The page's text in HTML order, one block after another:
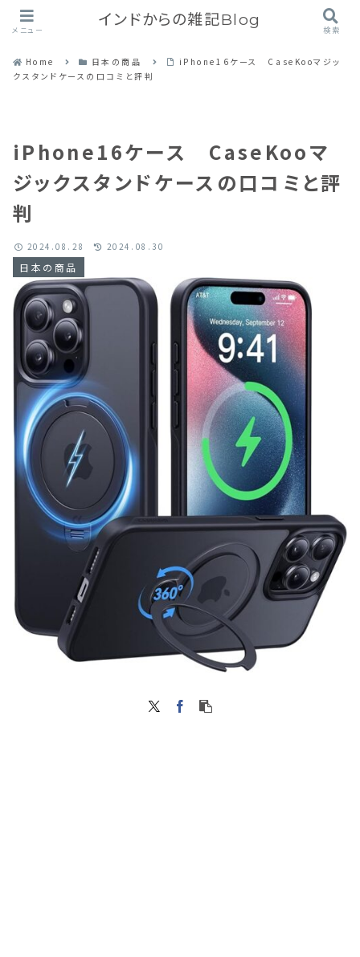
Home 日本の商品
iPhone16ケース CaseKooマジッ
クスタンドケースの口コミと評判
iPhone16ケース CaseKooマ
ジックスタンドケースの口コミと評
判
日本の商品
2024.08.28 2024.08.30
メニュー
インドからの雑記Blog
検索